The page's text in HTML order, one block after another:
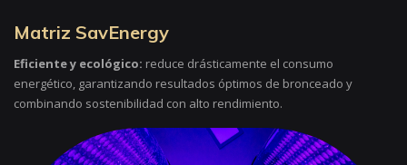
Matriz SavEnergy
Eficiente y ecológico: reduce drásticamente el consumo
energético, garantizando resultados óptimos de bronceado y
combinando sostenibilidad con alto rendimiento.